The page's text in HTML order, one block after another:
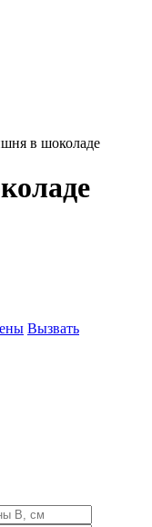
в шоколаде
Вызвать